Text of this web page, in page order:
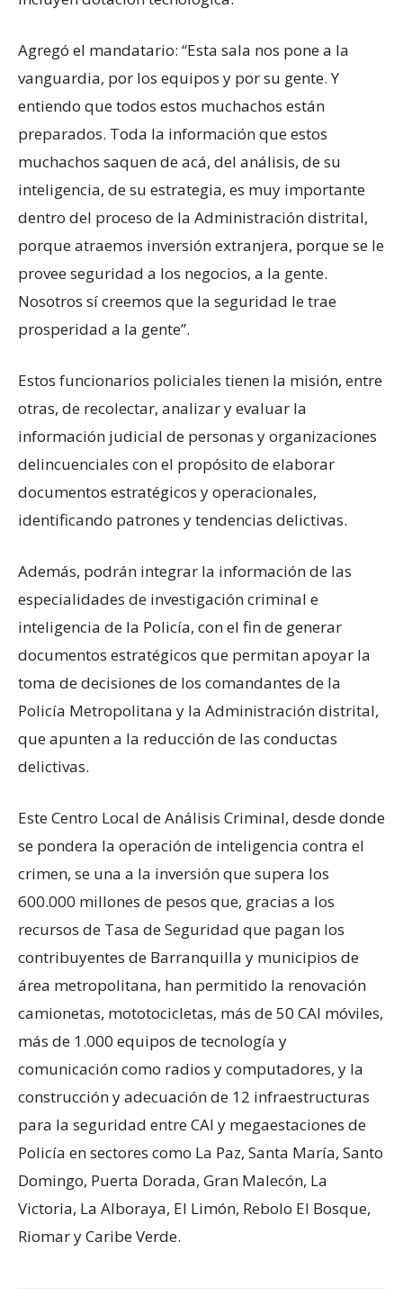
Agregó el mandatario: “Esta sala nos pone a la
vanguardia, por los equipos y por su gente. Y
entiendo que todos estos muchachos están
preparados. Toda la información que estos
muchachos saquen de acá, del análisis, de su
inteligencia, de su estrategia, es muy importante
dentro del proceso de la Administración distrital,
porque atraemos inversión extranjera, porque se le
provee seguridad a los negocios, a la gente.
Nosotros sí creemos que la seguridad le trae
prosperidad a la gente”.
Estos funcionarios policiales tienen la misión, entre
otras, de recolectar, analizar y evaluar la
información judicial de personas y organizaciones
delincuenciales con el propósito de elaborar
documentos estratégicos y operacionales,
identificando patrones y tendencias delictivas.
Además, podrán integrar la información de las
especialidades de investigación criminal e
inteligencia de la Policía, con el fin de generar
documentos estratégicos que permitan apoyar la
toma de decisiones de los comandantes de la
Policía Metropolitana y la Administración distrital,
que apunten a la reducción de las conductas
delictivas.
Este Centro Local de Análisis Criminal, desde donde
se pondera la operación de inteligencia contra el
crimen, se una a la inversión que supera los
600.000 millones de pesos que, gracias a los
recursos de Tasa de Seguridad que pagan los
contribuyentes de Barranquilla y municipios de
área metropolitana, han permitido la renovación
camionetas, mototocicletas, más de 50 CAI móviles,
más de 1.000 equipos de tecnología y
comunicación como radios y computadores, y la
construcción y adecuación de 12 infraestructuras
para la seguridad entre CAI y megaestaciones de
Policía en sectores como La Paz, Santa María, Santo
Domingo, Puerta Dorada, Gran Malecón, La
Victoria, La Alboraya, El Limón, Rebolo El Bosque,
Riomar y Caribe Verde.